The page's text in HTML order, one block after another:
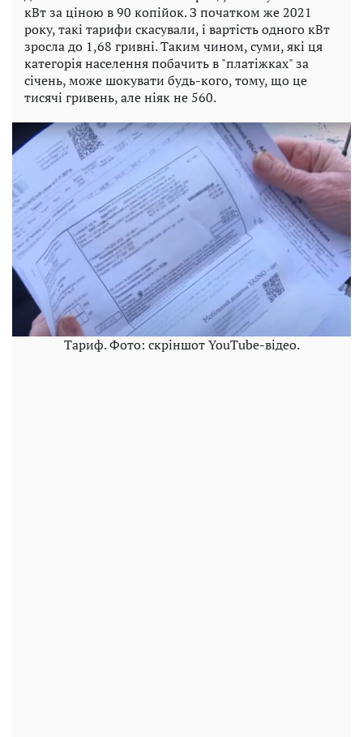
кВт за ціною в 90 копійок. З початком же 2021
року, такі тарифи скасували, і вартість одного кВт
зросла до 1,68 гривні. Таким чином, суми, які ця
категорія населення побачить в "платіжках" за
січень, може шокувати будь-кого, тому, що це
тисячі гривень, але ніяк не 560.
Тариф. Фото: скріншот YouTube-відео.